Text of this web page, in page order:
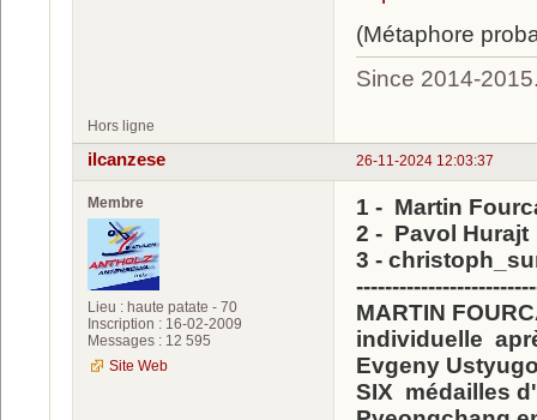
(Métaphore
Since 2014-
Hors ligne
26-11-2024 12:03:37
ilcanzese
Membre
Lieu : haute patate - 70
Inscription : 16-02-2009
Messages : 12 595
Site Web
1 - Martin
2 - Pavol Hurajt
3 -
MARTIN
individuelle
Evgeny
SIX médailles